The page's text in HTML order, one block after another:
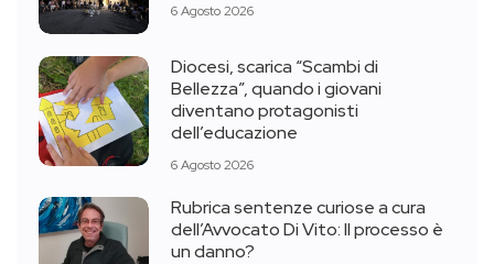
6 Agosto 2026
Diocesi, scarica “Scambi di
Bellezza”, quando i giovani
diventano protagonisti
dell’educazione
6 Agosto 2026
Rubrica sentenze curiose a cura
dell’Avvocato Di Vito: Il processo è
un danno?